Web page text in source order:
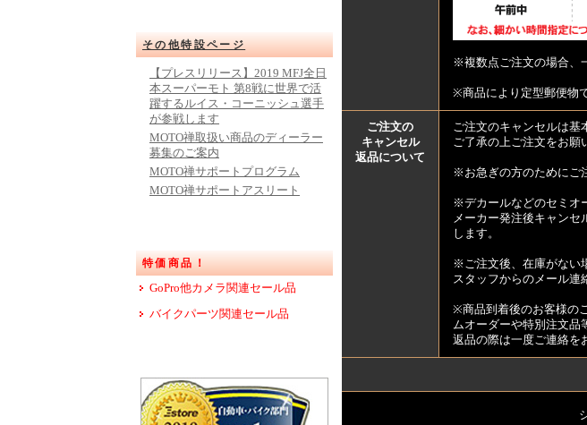
その他特設ページ
【プレスリリース】2019 MFJ全日
本スーパーモト 第8戦に世界で活
躍するルイス・コーニッシュ選手
が参戦します
MOTO禅取扱い商品のディーラー
募集のご案内
MOTO禅サポートプログラム
MOTO禅サポートアスリート
特価商品！
GoPro他カメラ関連セール品
バイクパーツ関連セール品
※複数点ご注文の場合、
※商品により定型郵便物
ご注文の
キャンセル
返品について
ご注文のキャンセルは基
ご了承の上ご注文をお願
※お急ぎの方のためにご
※デカールなどのセミオ
メーカー発注後キャンセ
します。
※ご注文後、在庫がない
スタッフからのメール連
※商品到着後のお客様の
ムオーダーや特別注文品
返品の際は一度ご連絡を